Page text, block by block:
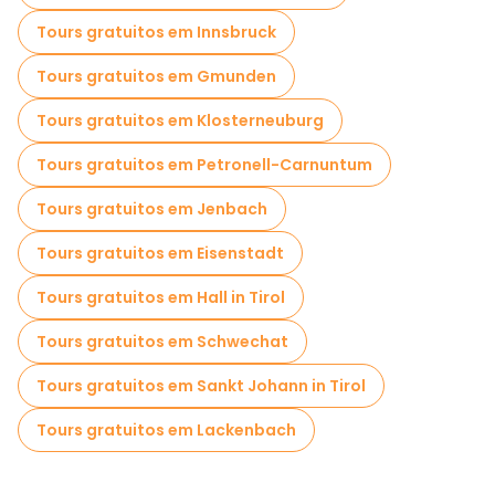
Tours gratuitos em Innsbruck
Tours gratuitos em Gmunden
Tours gratuitos em Klosterneuburg
Tours gratuitos em Petronell-Carnuntum
Tours gratuitos em Jenbach
Tours gratuitos em Eisenstadt
Tours gratuitos em Hall in Tirol
Tours gratuitos em Schwechat
Tours gratuitos em Sankt Johann in Tirol
Tours gratuitos em Lackenbach